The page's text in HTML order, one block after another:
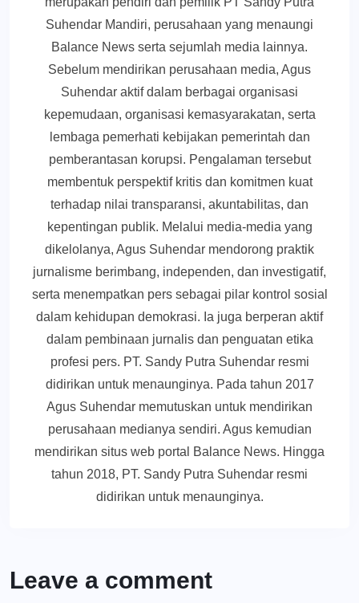
Suhendar Mandiri, perusahaan yang menaungi
Balance News serta sejumlah media lainnya.
Sebelum mendirikan perusahaan media, Agus
Suhendar aktif dalam berbagai organisasi
kepemudaan, organisasi kemasyarakatan, serta
lembaga pemerhati kebijakan pemerintah dan
pemberantasan korupsi. Pengalaman tersebut
membentuk perspektif kritis dan komitmen kuat
terhadap nilai transparansi, akuntabilitas, dan
kepentingan publik. Melalui media-media yang
dikelolanya, Agus Suhendar mendorong praktik
jurnalisme berimbang, independen, dan investigatif,
serta menempatkan pers sebagai pilar kontrol sosial
dalam kehidupan demokrasi. Ia juga berperan aktif
dalam pembinaan jurnalis dan penguatan etika
profesi pers. PT. Sandy Putra Suhendar resmi
didirikan untuk menaunginya. Pada tahun 2017
Agus Suhendar memutuskan untuk mendirikan
perusahaan medianya sendiri. Agus kemudian
mendirikan situs web portal Balance News. Hingga
tahun 2018, PT. Sandy Putra Suhendar resmi
didirikan untuk menaunginya.
Leave a comment